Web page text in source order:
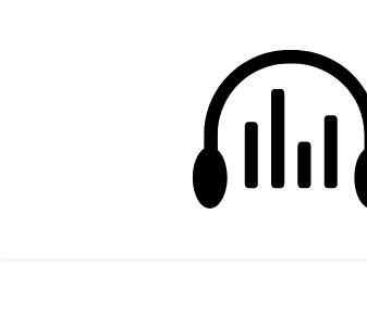
电影开头音效
正在为您搜索声音资源